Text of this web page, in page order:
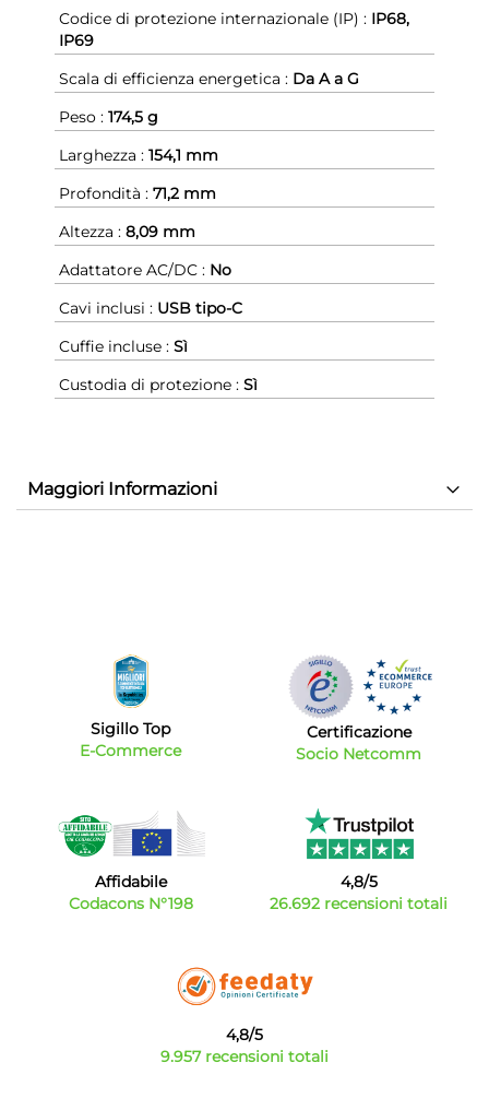
Codice di protezione internazionale (IP) : IP68,
IP69
Scala di efficienza energetica : Da A a G
Peso : 174,5 g
Larghezza : 154,1 mm
Profondità : 71,2 mm
Altezza : 8,09 mm
Adattatore AC/DC : No
Cavi inclusi : USB tipo-C
Cuffie incluse : Sì
Custodia di protezione : Sì
Maggiori Informazioni
Sigillo Top
E-Commerce
Certificazione
Socio Netcomm
Affidabile
Codacons N°198
4,8/5
26.692 recensioni totali
4,8/5
9.957 recensioni totali